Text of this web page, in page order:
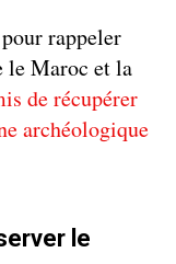
rappeler
le Maroc et la
de récupérer
archéologique
le